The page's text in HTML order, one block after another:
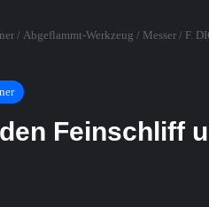
/ Abgeflammt-Werkzeug / Messer / F.
Feinschliff